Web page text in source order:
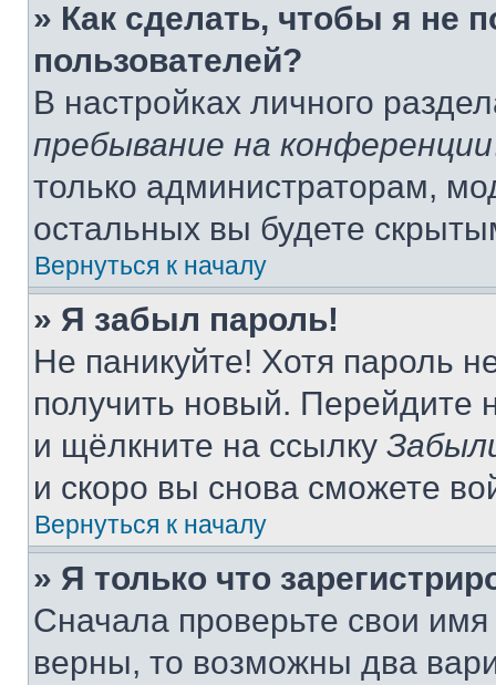
» Как сделать, чтобы я не
пользователей?
В настройках личного
пребывание на конференции
только администраторам,
остальных вы будете
Вернуться к началу
» Я забыл пароль!
Не паникуйте! Хотя пароль
получить новый. Перейдите
и щёлкните на ссылку
и скоро вы снова сможете
Вернуться к началу
» Я только что
Сначала проверьте свои
верны, то возможны два